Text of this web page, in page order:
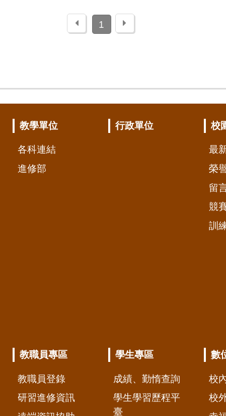
上一頁1 下一頁
教學單位
各科連結
進修部
行政單位 校
最
榮
留
競
訓
教職員專區
教職員登錄
研習進修資訊
學生專區
成績、勤惰查詢
學生學習歷程平
臺
數
校
校